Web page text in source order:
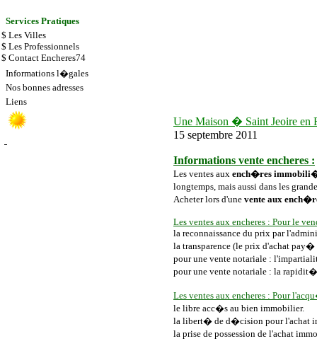
Services Pratiques
$ Les Villes
$ Les Professionnels
$ Contact Encheres74
Informations l�gales
Nos bonnes adresses
Liens
Une Maison � Saint Jeoire en
15 septembre 2011
Informations vente encheres :
Les ventes aux ench�res
longtemps, mais aussi dans les
Acheter lors d'une vente aux
Les ventes aux encheres : Pour le
la reconnaissance du prix par
la transparence (le prix d'achat
pour une vente notariale :
pour une vente notariale : la
Les ventes aux encheres : Pour
le libre acc�s au bien immobilier.
la libert� de d�cision pour l'achat
la prise de possession de l'achat